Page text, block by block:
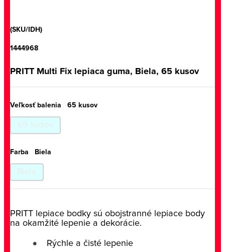
(SKU/IDH)
1444968
PRITT Multi Fix lepiaca guma, Biela, 65 kusov
Veľkosť balenia 65 kusov
Farba Biela
PRITT lepiace bodky sú obojstranné lepiace body
na okamžité lepenie a dekorácie.
Rýchle a čisté lepenie